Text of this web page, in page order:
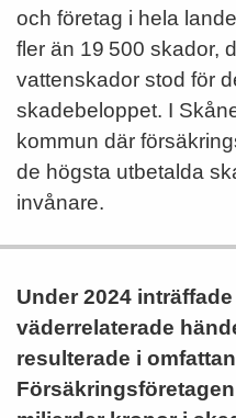
och företag i hela
fler än 19 500 skador,
vattenskador stod för
skadebeloppet. I
kommun där
de högsta utbetalda
invånare.
Under 2024
väderrelaterade
resulterade i